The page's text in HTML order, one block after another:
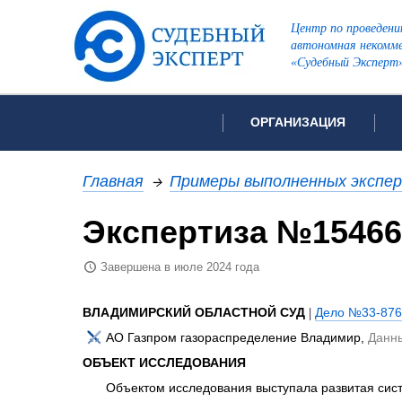
Центр по
автономная
«Судебный
ОРГАНИЗАЦИЯ
Об организации
Рекомендации
Вакансии
Политика
Список всех
Инженерно-
Пожарно-
Главная → Примеры выполненных
Экспертиза
Завершена в июле 2024 года
ВЛАДИМИРСКИЙ ОБЛАСТНОЙ СУД | Дело №33-
АО Газпром газораспределение Владимир,
ОБЪЕКТ ИССЛЕДОВАНИЯ
Объектом исследования выступала развитая